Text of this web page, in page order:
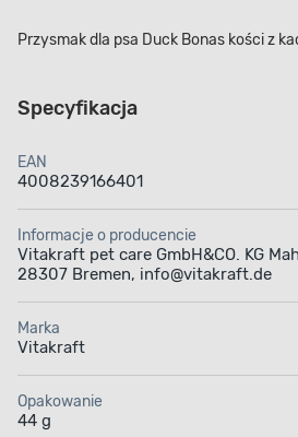
Przysmak dla psa Duck Bonas kości z
Specyfikacja
EAN
4008239166401
Informacje o producencie
Vitakraft pet care GmbH&CO. KG
28307 Bremen, info@vitakraft.de
Marka
Vitakraft
Opakowanie
44 g